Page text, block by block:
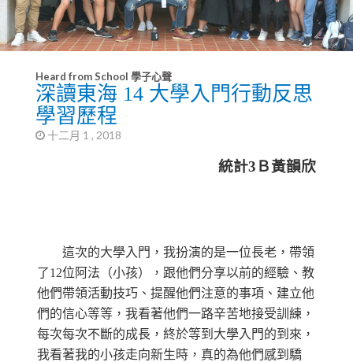
Heard from School 學子心聲
深讀東海 14 大學入門行動反思
學習歷程
十二月 1 , 2018
統計3Ｂ黃韻欣
這次的大學入門，我扮演的是一位長老，帶領
了12位阿法（小孩），跟他們分享以前的經驗、教
他們帶領活動技巧、提醒他們注意的事項、建立他
們的信心等等，我看著他們一路辛苦地接受訓練，
每次每次不斷的成長，終於等到大學入門的到來，
我看著我的小孩走向新生時，真的為他們感到驕